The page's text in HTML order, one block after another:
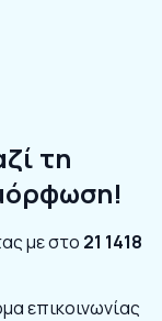
τη
με στο 21 1418
επικοινωνίας